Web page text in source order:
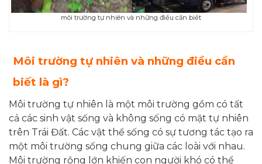
môi trường tự nhiên và những điều cần biết
Môi trường tự nhiên và những điều cần
biết là gì?
Môi trường tự nhiên là một môi trường gồm có tất
cả các sinh vật sống và không sống có mặt tự nhiên
trên Trái Đất. Các vật thể sống có sự tương tác tạo ra
một môi trường sống chung giữa các loài với nhau.
Môi trường rộng lớn khiến con người khó có thể